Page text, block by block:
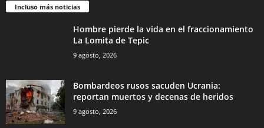
Incluso más noticias
Hombre pierde la vida en el fraccionamiento
La Lomita de Tepic
9 agosto, 2026
Bombardeos rusos sacuden Ucrania:
reportan muertos y decenas de heridos
9 agosto, 2026